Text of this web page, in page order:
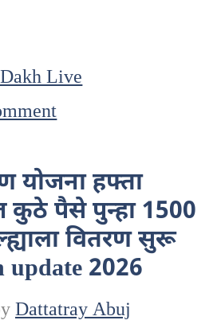
Live
योजना हफ्ता
पैसे पुन्हा 1500
वितरण सुरू
update 2026
Dattatray Abuj